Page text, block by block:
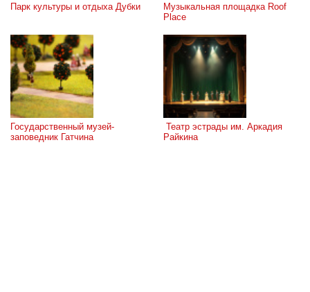
Парк культуры и отдыха Дубки
Музыкальная площадка Roof
Place
Государственный музей-
заповедник Гатчина
Райкина